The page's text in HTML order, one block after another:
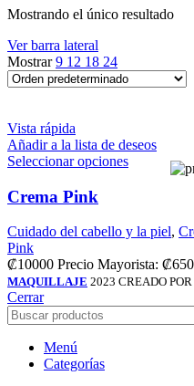
Mostrando el único resultado
Ver barra lateral
Mostrar9 12 18 24
Vista rápida
Añadir a la lista de deseos
Seleccionar opciones
Crema Pink
Cuidado del cabello y la piel,
Pink
₡10000 Precio Mayorista: ₡
MAQUILLAJE 2023 CREADO POR
Cerrar
Menú
Categorías